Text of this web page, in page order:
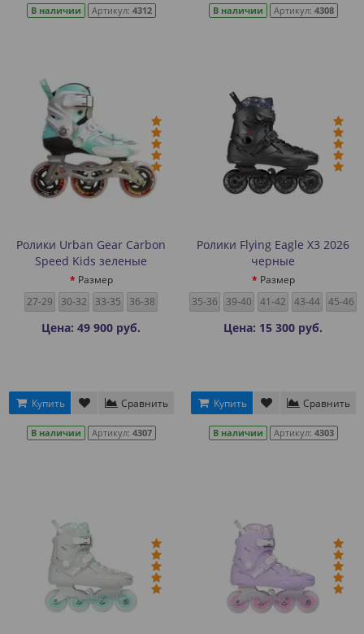
В наличии Артикул: 4312 В наличии Артикул: 4308
Ролики Urban Gear Carbon
Speed Kids зеленые
Размер
27-29
30-32 33-35 36-38
Цена: 49 900 руб.
Купить Сравнить
В наличии Артикул: 4307
Ролики Flying Eagle X3 2026
черные
Размер
35-36
39-40 41-42 43-44 45-46
Цена: 15 300 руб.
Купить Сравнить
В наличии Артикул: 4303